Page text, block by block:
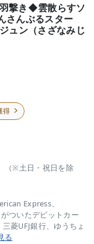
撃き◆雲散らすソ
さんぶるスター
ュン（さざなみじ
得 
（※土日・祝日を除
Express、
ついたデビットカー
菱UFJ銀行、ゆうちょ
る